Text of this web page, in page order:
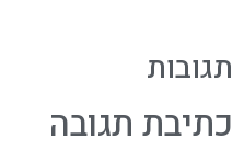
תגובות
כתיבת תגובה